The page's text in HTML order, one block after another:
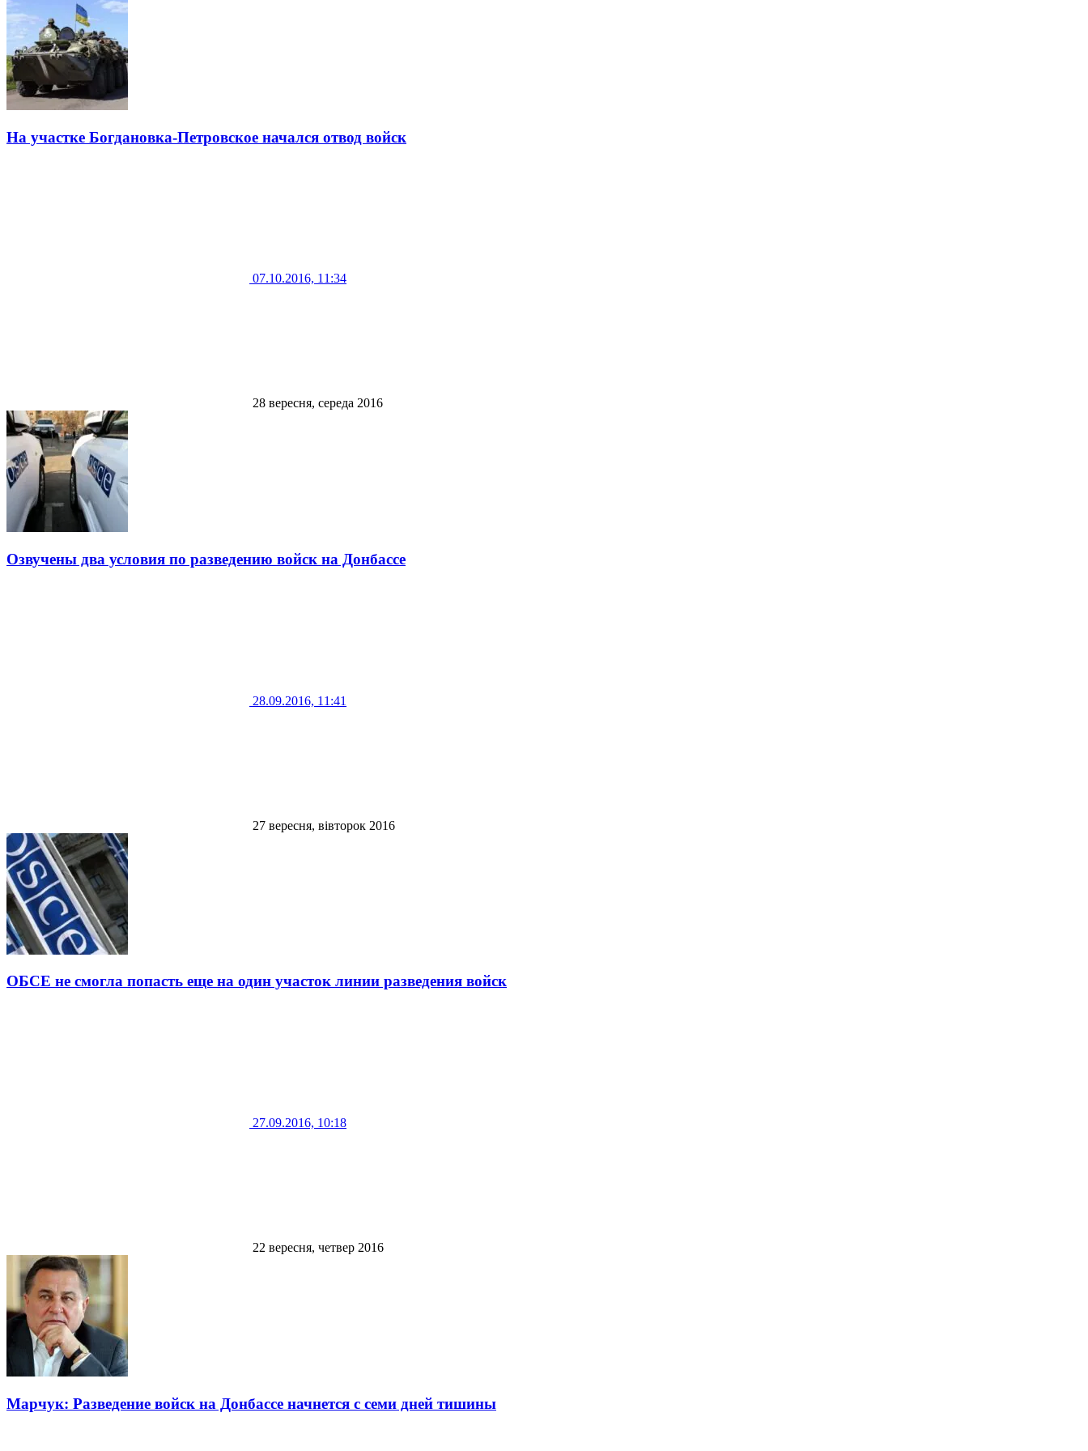
На участке Богдановка-Петровское начался отвод войск
07.10.2016, 11:34
28 вересня, середа 2016
Озвучены два условия по разведению войск на Донбассе
28.09.2016, 11:41
27 вересня, вівторок 2016
ОБСЕ не смогла попасть еще на один участок линии разведения войск
27.09.2016, 10:18
22 вересня, четвер 2016
Марчук: Разведение войск на Донбассе начнется с семи дней тишины